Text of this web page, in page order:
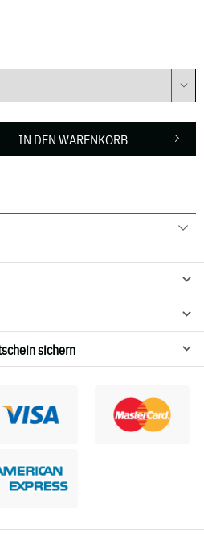
IN DENWARENKORB
geben
sichern